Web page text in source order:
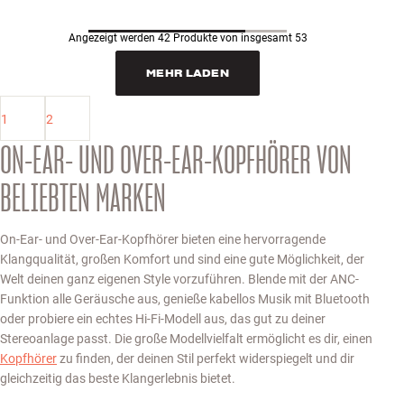
Angezeigt werden 42 Produkte von insgesamt 53
MEHR LADEN
1 2
ON-EAR- UND OVER-EAR-KOPFHÖRER VON
BELIEBTEN MARKEN
On-Ear- und Over-Ear-Kopfhörer bieten eine hervorragende
Klangqualität, großen Komfort und sind eine gute Möglichkeit, der
Welt deinen ganz eigenen Style vorzuführen. Blende mit der ANC-
Funktion alle Geräusche aus, genieße kabellos Musik mit Bluetooth
oder probiere ein echtes Hi-Fi-Modell aus, das gut zu deiner
Stereoanlage passt. Die große Modellvielfalt ermöglicht es dir, einen
Kopfhörerzu finden, der deinen Stil perfekt widerspiegelt und dir
gleichzeitig das beste Klangerlebnis bietet.